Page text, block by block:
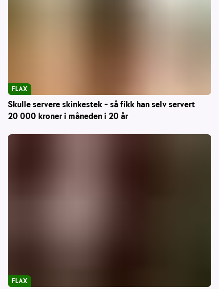
Skulle servere skinkestek – så fikk han selv servert
20 000 kroner i måneden i 20 år
FLAX
FLAX